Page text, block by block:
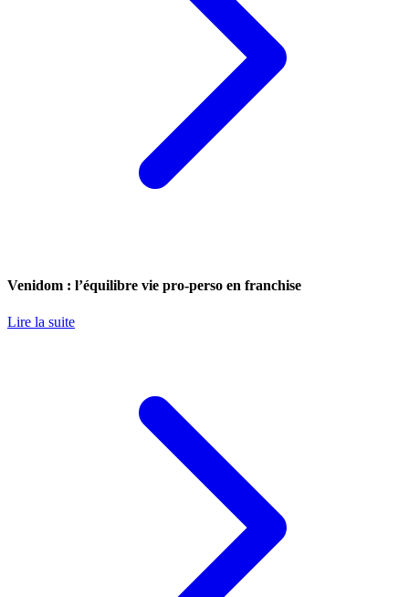
Venidom : l’équilibre vie pro-perso en franchise
Lire la suite